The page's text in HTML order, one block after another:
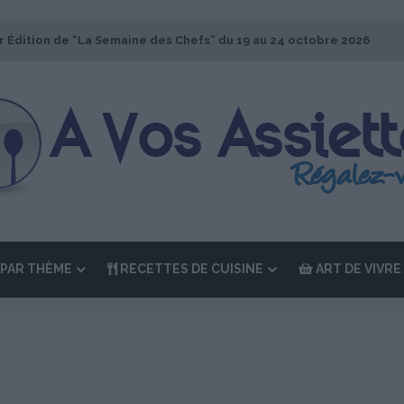
Édition de “La Semaine des Chefs” du 19 au 24 octobre 2026
THÈME RECETTES DE CUISINE ART DE VIVRE